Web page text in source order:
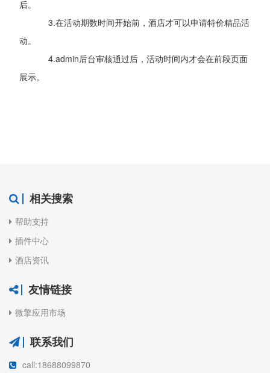
后。
3.在活动期数时间开始前，酒店才可以申请特价精品活
动。
4.admin后台审核通过后，活动时间内才会在前段页面
展示。
相关搜索
帮助支持
插件中心
酒店资讯
友情链接
微擎应用市场
联系我们
call:18688099870